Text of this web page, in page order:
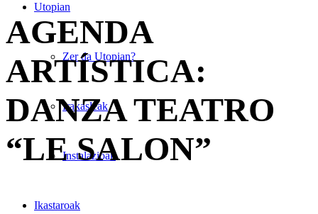
Utopian
Zer da Utopian?
Irakasleak
Instalazioak
Ikastaroak
AGENDA
ARTÍSTICA:
DANZA TEATRO
“LE SALON”